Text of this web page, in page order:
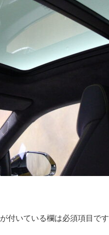
が付いている欄は必須項目です